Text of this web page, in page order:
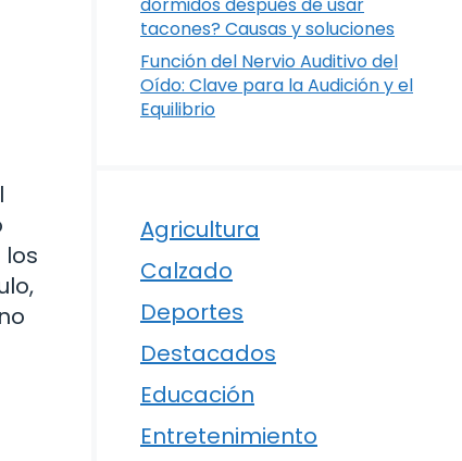
tacones? Causas y soluciones
Función del Nervio Auditivo del
Oído: Clave para la Audición y el
Equilibrio
Agricultura
Calzado
Deportes
Destacados
Educación
Entretenimiento